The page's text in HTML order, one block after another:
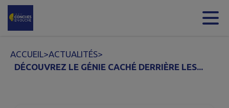
Contenu
ACCUEIL>ACTUALITÉS>
DÉCOUVREZ LE GÉNIE CACHÉ DERRIÈRE LES...